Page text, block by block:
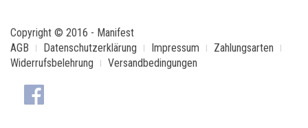
Copyright © 2016 - Manifest
AGB
Datenschutzerklärung Impressum
Zahlungsarten
Widerrufsbelehrung
Versandbedingungen